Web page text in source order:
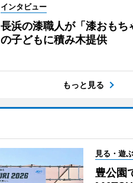
インタビュー
長浜の漆職人が「漆おも
の子どもに積み木提供
もっと見る
見る・遊ぶ
豊公園